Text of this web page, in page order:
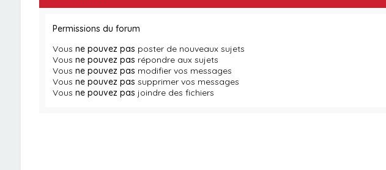
Permissions du forum
Vous ne pouvez pas poster de nouveaux sujets
Vous ne pouvez pas répondre aux sujets
Vous ne pouvez pas modifier vos messages
Vous ne pouvez pas supprimer vos messages
Vous ne pouvez pas joindre des fichiers